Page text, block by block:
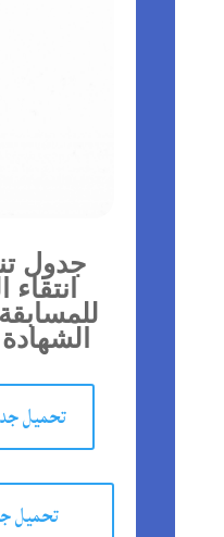
جدول
الشهادة
تحميل
تحميل